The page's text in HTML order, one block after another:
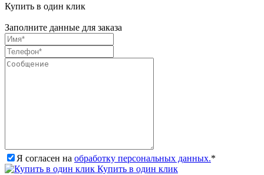
Купить в один клик
Заполните данные для заказа
Я согласен на обработку персональных данных.*
Купить в один клик